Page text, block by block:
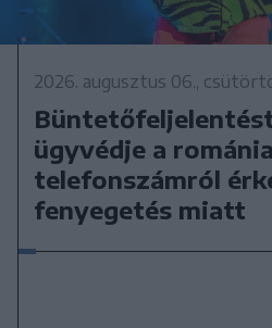
2026. augusztus 06.,
ügyvédje a
telefonszámról
fenyegetés miatt